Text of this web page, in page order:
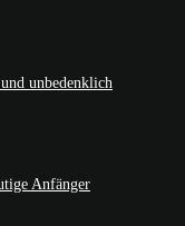
unbedenklich
Anfänger